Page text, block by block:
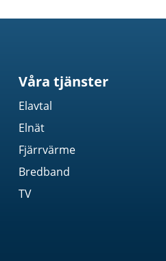
Våra tjänster
Elavtal
Elnät
Fjärrvärme
Bredband
TV